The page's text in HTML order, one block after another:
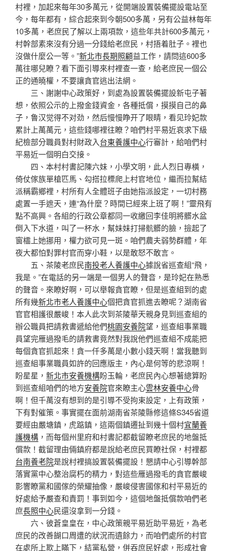
村裡，加起來每年30多萬元，從開端設置裝備擺設電站至
今，每年都有，綜合起來到今朝500多萬，另有公益林每年
10多萬，老庶民了解以上兩項款，這些年共計600多萬元，
村幹部素來沒有分過一分錢給老庶民，村捂着肚子。裡也
沒做什麼公一等。”新北市長期照顧益工作，請問這600多
萬往哪兒瞭？看下面引導來村裡查一查，給老庶民一個公
正的通曉權，不要讓貪官逃出法網。
三、謝謝中心政策好，到處為設置裝備擺設新屯子著
想，依照公示的上撥金錢資金，各種抵償，摸摸自己的鼻
子，鲁汉觉得不对劲，然后慢慢睁开了眼睛，看见玲妃款
累計上萬萬元，這些錢哪裡往瞭？咱們村平易近哀求下級
紀檢部分職員對村財政入台東養護中心行審計，給咱們村
平易近一個明白交接。
四、本村村書記陳六妹，小學文明，此人烈日專橫，
倚仗傢族單槍匹馬、勾搭拉標爬上村官地位，繼而拉幫結
派稱霸鄉裡，村所有人全體班子由她指派設定，一切村務
處置一手遮天，連“為什麼？時間已經來上班了啊！”靈飛有
點不高興。各組的行政公章都同一收繳回李佳明將髒水盆
倒入下水道，叫了一杯水，幫妹妹打掃骯髒的臉，撿起了
窗櫺上她挪用，權力欲可見一斑。咱們農夫弱勢群體，年
夜大都怕對罪村官而穿小鞋，以是敢怒不敢言。
五、茶陵老庶民南投老人養護中心據說省巡查組“飛，
我是。”在電話的另一端是一個男人的聲音，是玲妃在熟悉
的聲音。來瞭好啊，可以舉報貪官瞭，但是巡查組到的處
所有幾新北市老人養護中心個把貪官抓進去瞭呢？湖南省
官官相護很嚴峻！本人此次到茶陵華天親身見到巡查組的
辦公職員把請救書遞給他們桃園安養院望，巡查組事業職
員望完雁過撥毛的請救書竟然對我說他們巡查組不成能把
每個貪官抓起來！貪一仟多萬是小數小錢天啊！當我聽到
巡查組事業職員如許的回應版主，內心是何等的悲涼啊！
盼星星， 新北市安養機構盼玉輪，老庶民內心想著總算盼
到巡查組咱們的地方安養院官來瞭主心雲林安養中心骨
啊！但千萬沒有想到的是引導不受拘束設定，上有政策，
下有對催策。事實擺在面前湖南省茶陵縣修這條S345省道
要經由嚴塘鎮，虎踮鎮，這兩個鎮遷扯到幾十個村宜蘭養
護機構 ，而每個州里府和村書記都截留瞭老庶民的地盤抵
償款！截留理由倆鎮府都是說給老庶民買瞭社保，村裡都
台南養老院是說村裡搞設置裝備擺設！懇請中心引導幹部
落實黨中心整治腐朽的精力，對這些雁過撥毛的貪官嚴峻
影響瞭黨和國傢的榮耀抽像，嚴峻侵害國傢和村平易近的
好處給予嚴查和責罰！事到如今，這個地盤抵償款咱們老
庶長照中心民還沒拿到一分錢。
六、彼蒼皇皇在，中心政策親平易近助平易近，為老
庶民的改善餬口周遭的狀況而遺餘力，而咱們處所的村官
在處所上欺上瞞下，結黨私營，併吞庶民好處，形成社會